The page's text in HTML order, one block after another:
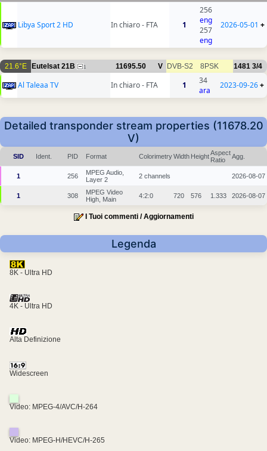
Libya Sport 2 HD In chiaro - FTA 1
256
eng
257
eng
2026-05-01 +
21.6°E Eutelsat 21B 1 11695.50 V DVB-S2 8PSK 1481 3/4
Al Taleaa TV In chiaro - FTA 1
34
ara
2023-09-26+
Detailed transponder stream properties (11678.20
V)
SID Ident. PID Format ColorimetryWidth HeightAspect
Ratio
Agg.
1 256
MPEG Audio,
Layer 2
2 channels 2026-08-07
1 308
MPEG Video
High, Main
4:2:0 720 576 1.333 2026-08-07
I Tuoi commenti / Aggiornamenti
Legenda
8K - Ultra HD
4K - Ultra HD
Alta Definizione
Widescreen
Video: MPEG-4/AVC/H-264
Video: MPEG-H/HEVC/H-265